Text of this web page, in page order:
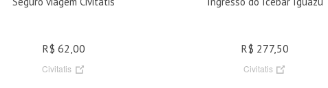
R$ 62,00
Civitatis
R$ 277,50
Civitatis